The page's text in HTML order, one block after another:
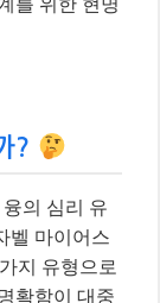
를 위한 현명
?
의 심리 유
벨 마이어스
지 유형으로
확함이 대중